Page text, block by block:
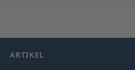
ARTIKEL